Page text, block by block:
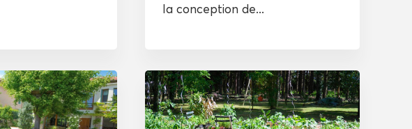
la conception de...